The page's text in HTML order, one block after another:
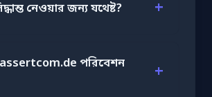
নেওয়ার জন্য যথেষ্ট?
পরিবেশন